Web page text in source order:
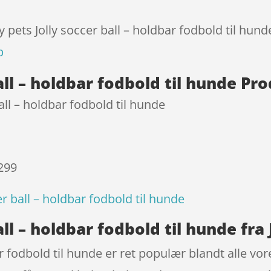
pets Jolly soccer ball – holdbar fodbold til
– holdbar fodbold til hunde
– holdbar fodbold til hunde
ball – holdbar fodbold til hunde
– holdbar fodbold til hunde fra
fodbold til hunde er ret populær blandt alle